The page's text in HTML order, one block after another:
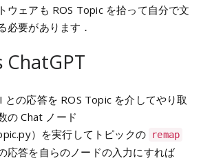
ウェアも ROS Topic を拾って自分で文
必要があります．
ChatGPT
の応答を ROS Topic を介してやり取
の Chat ノード
）を実行してトピックの
remap
応答を自らのノードの入力にすれば